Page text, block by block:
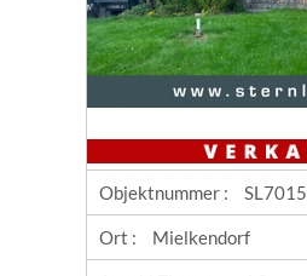
Objektnummer : SL7015
Ort : Mielkendorf